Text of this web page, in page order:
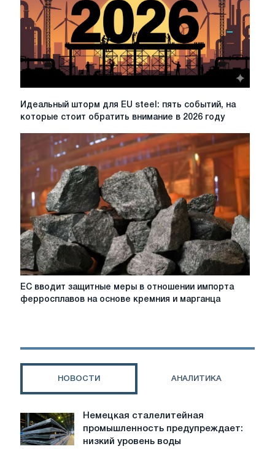
Идеальный
пять
событий,
которые
стоит
обратить
внимание
в
2026
Идеальный шторм для EU steel: пять событий, на
которые стоит обратить внимание в 2026 году
ЕС
вводит
отношении
и
марганца
ЕС вводит защитные меры в отношении импорта
ферросплавов на основе кремния и марганца
НОВОСТИ АНАЛИТИКА
Немецкая
сталелитейная
промышленность
Немецкая сталелитейная
промышленность предупреждает:
низкий уровень воды